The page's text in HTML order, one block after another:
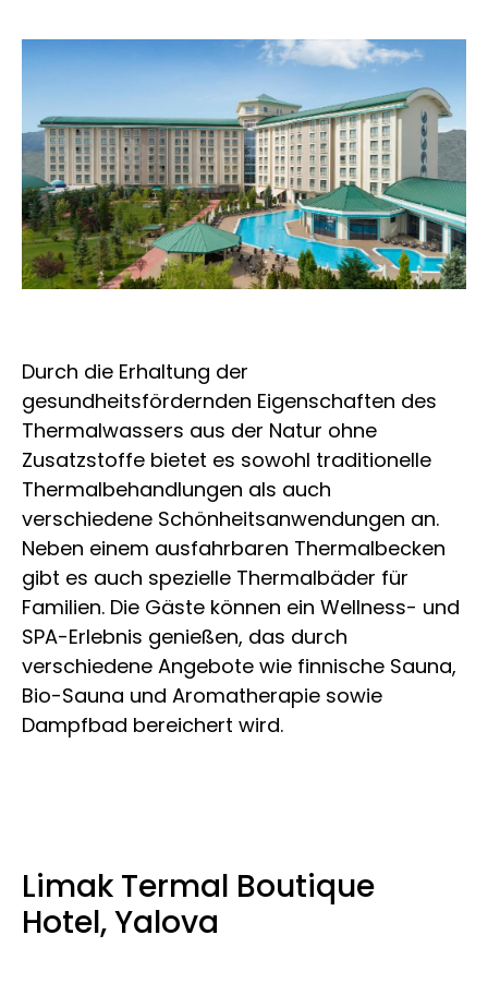
Durch die Erhaltung der
gesundheitsfördernden Eigenschaften des
Thermalwassers aus der Natur ohne
Zusatzstoffe bietet es sowohl traditionelle
Thermalbehandlungen als auch
verschiedene Schönheitsanwendungen an.
Neben einem ausfahrbaren Thermalbecken
gibt es auch spezielle Thermalbäder für
Familien. Die Gäste können ein Wellness- und
SPA-Erlebnis genießen, das durch
verschiedene Angebote wie finnische Sauna,
Bio-Sauna und Aromatherapie sowie
Dampfbad bereichert wird.
Limak Termal Boutique
Hotel, Yalova